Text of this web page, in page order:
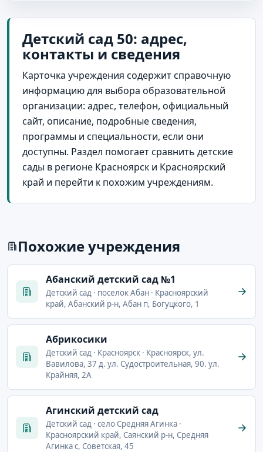
Детский сад 50: адрес,
контакты и сведения
Карточка учреждения содержит справочную
информацию для выбора образовательной
организации: адрес, телефон, официальный
сайт, описание, подробные сведения,
программы и специальности, если они
доступны. Раздел помогает сравнить детские
сады в регионе Красноярск и Красноярский
край и перейти к похожим учреждениям.
Похожие учреждения
Абанский детский сад №1
Детский сад · поселок Абан · Красноярский
край, Абанский р-н, Абан п, Богуцкого, 1
Абрикосики
Детский сад · Красноярск · Красноярск, ул.
Вавилова, 37 д. ул. Судостроительная, 90. ул.
Крайняя, 2А
Агинский детский сад
Детский сад · село Средняя Агинка ·
Красноярский край, Саянский р-н, Средняя
Агинка с, Советская, 45